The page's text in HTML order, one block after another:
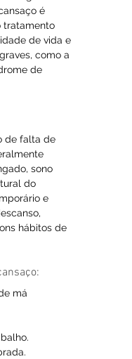
é
tratamento
de vida e
como a
de
de falta de
sono
do
e
hábitos de
má